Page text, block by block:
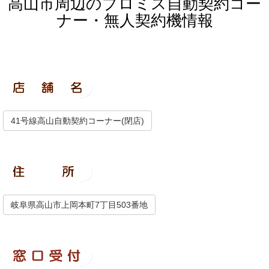
ナー・無人契約機情報
41号線高山自動契約コーナー(閉店)
岐阜県高山市上岡本町7丁目503番地